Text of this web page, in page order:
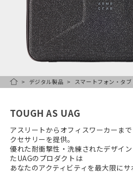
HOMEデジタル製品 スマートフォン・タ
TOUGH AS UAG
アスリートからオフィスワーカーま
クセサリーを提供。
優れた耐衝撃性・洗練されたデザイ
たUAGのプロダクトは
あなたのアクティビティを最大限にサ